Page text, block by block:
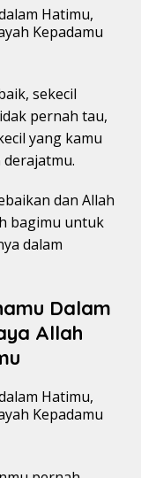
sekecil
pernah tau,
yang kamu
dan Allah
bagimu untuk
dalam
Dalam
Allah